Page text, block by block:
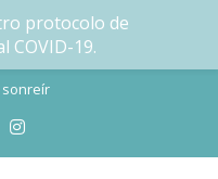
sonreír
protocolo de
COVID-19.